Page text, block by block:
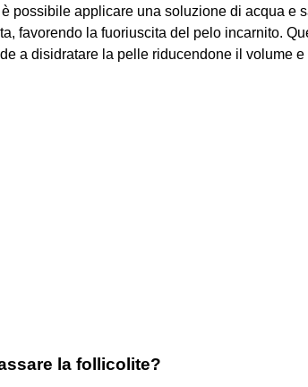
possibile applicare una soluzione di acqua e
favorendo la fuoriuscita del pelo incarnito.
a disidratare la pelle riducendone il volume
la follicolite?